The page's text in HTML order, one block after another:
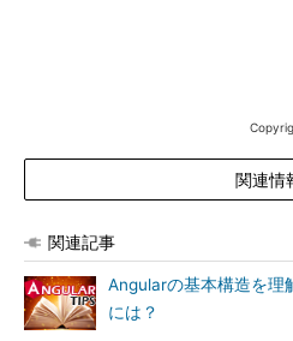
関連情
関連記事
Angularの基本構造を理
には？